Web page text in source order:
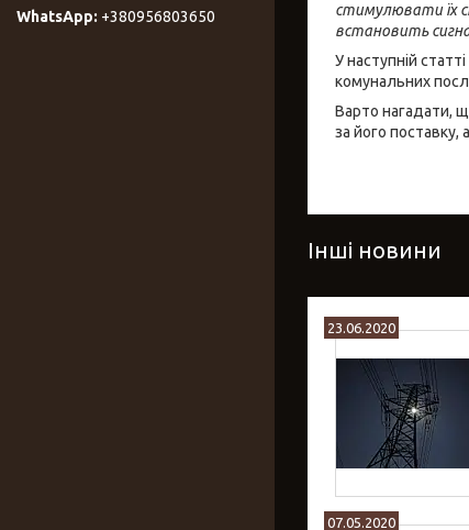
стимулювати їх
встановить
У наступній
комунальних
Варто нагадати,
за його поставку,
Інші новини
23.06.2020
07.05.2020
+380956803650